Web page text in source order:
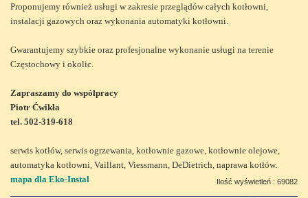
Proponujemy również usługi w zakresie przeglądów całych kotłowni,
instalacji gazowych oraz wykonania automatyki kotłowni.
Gwarantujemy szybkie oraz profesjonalne wykonanie usługi na terenie
Częstochowy i okolic.
Zapraszamy do współpracy
Piotr Ćwikła
tel. 502-319-618
serwis kotłów, serwis ogrzewania, kotłownie gazowe, kotłownie olejowe,
automatyka kotłowni, Vaillant, Viessmann, DeDietrich, naprawa kotłów.
mapa dla Eko-Instal
Ilość wyświetleń : 69082